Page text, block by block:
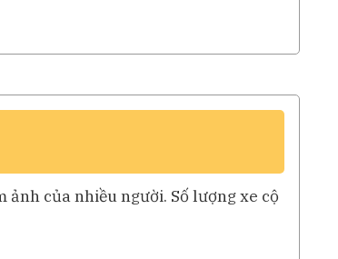
của nhiều người. Số lượng xe cộ